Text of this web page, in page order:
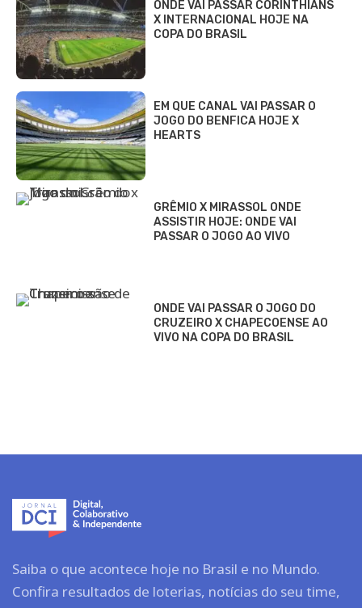
ONDE VAI PASSAR CORINTHIANS
X INTERNACIONAL HOJE NA
COPA DO BRASIL
EM QUE CANAL VAI PASSAR O
JOGO DO BENFICA HOJE X
HEARTS
GRÊMIO X MIRASSOL ONDE
ASSISTIR HOJE: ONDE VAI
PASSAR O JOGO AO VIVO
ONDE VAI PASSAR O JOGO DO
CRUZEIRO X CHAPECOENSE AO
VIVO NA COPA DO BRASIL
Saiba o que acontece hoje no Brasil e no Mundo.
Confira resultados de loterias, notícias do seu time,